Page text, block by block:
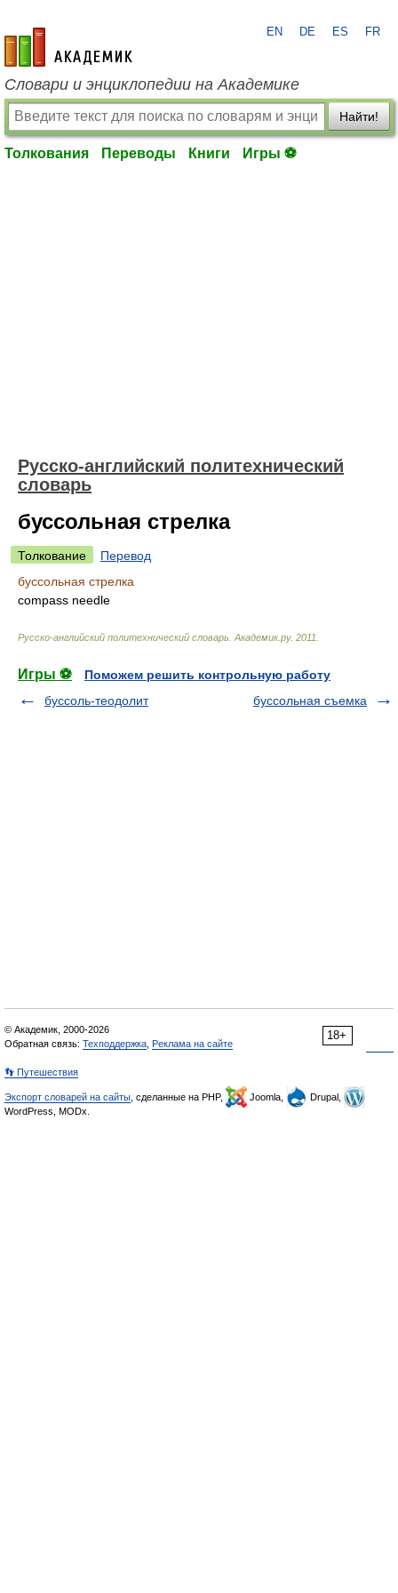
academic.ru
EN DE ES FR
Словари и энциклопедии на Академике
Найти!
Толкования Переводы Книги Игры ⚽
Русско-английский политехнический
словарь
буссольная стрелка
Толкование
Перевод
буссольная стрелка
compass needle
Русско-английский политехнический словарь Академик.ру. 2011
Игры ⚽
Поможем решить контрольную работу
буссоль-теодолит
буссольная съемка
18+
© Академик, 2000-2026
Обратная связь: Техподдержка Реклама на сайте
👣 Путешествия
Экспорт словарей на сайты , сделанные на PHP, Joomla,
Drupal,
WordPress, MODx.